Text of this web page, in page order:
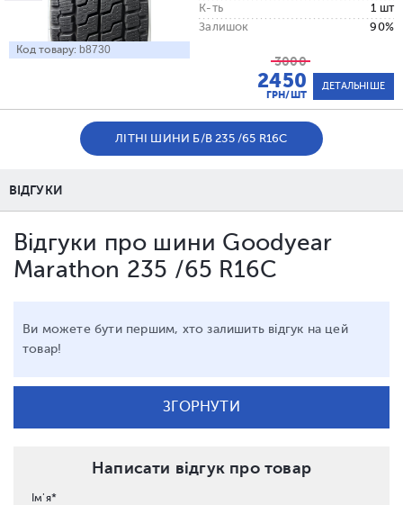
Код товару: b8730
К-ть
1 шт
Залишок
90%
3000
2450
ГРН/ШТ
ДЕТАЛЬНІШЕ
ЛІТНІ ШИНИ Б/В 235 /65 R16C
ВІДГУКИ
Відгуки про шини Goodyear
Marathon 235 /65 R16C
Ви можете бути першим, хто залишить відгук на цей
товар!
ЗГОРНУТИ
Написати відгук про товар
Ім'я*